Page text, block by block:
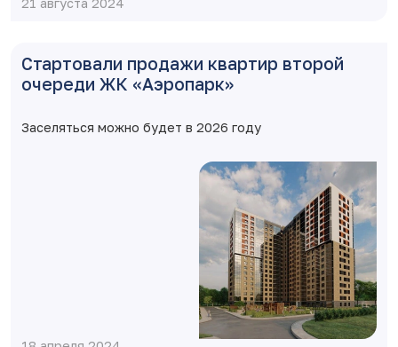
21 августа 2024
Стартовали продажи квартир второй
очереди ЖК «Аэропарк»
Заселяться можно будет в 2026 году